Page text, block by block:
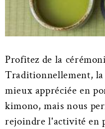
Profitez de la
Traditionnellement,
mieux appréciée en
kimono, mais nous
rejoindre l'activité en